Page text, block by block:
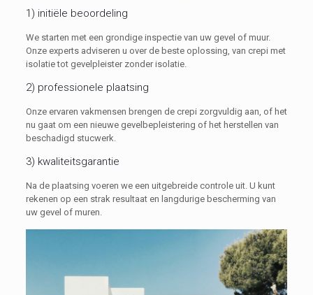
1) initiële beoordeling
We starten met een grondige inspectie van uw gevel of muur.
Onze experts adviseren u over de beste oplossing, van crepi met
isolatie tot gevelpleister zonder isolatie.
2) professionele plaatsing
Onze ervaren vakmensen brengen de crepi zorgvuldig aan, of het
nu gaat om een nieuwe gevelbepleistering of het herstellen van
beschadigd stucwerk.
3) kwaliteitsgarantie
Na de plaatsing voeren we een uitgebreide controle uit. U kunt
rekenen op een strak resultaat en langdurige bescherming van
uw gevel of muren.